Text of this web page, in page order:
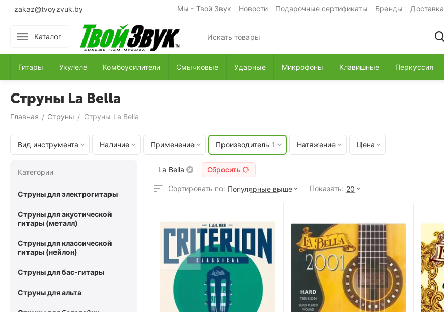
zakaz@tvoyzvuk.by Мы - Твой Звук Новости Подарочные сертификаты Бренды Доставка
Каталог
Гитары Укулеле Комбоусилители Смычковые Ударные Микрофоны Клавишные Перкуссия
Струны La Bella
Главная / Струны / Струны La Bella
Вид инструмента Наличие Применение Производитель 1 Натяжение Цена
La Bella Сбросить
Сортировать по: Популярные выше Показать: 20
Категории
Струны для электрогитары
Струны для акустической
гитары (металл)
Струны для классической
гитары (нейлон)
Струны для бас-гитары
Струны для альта